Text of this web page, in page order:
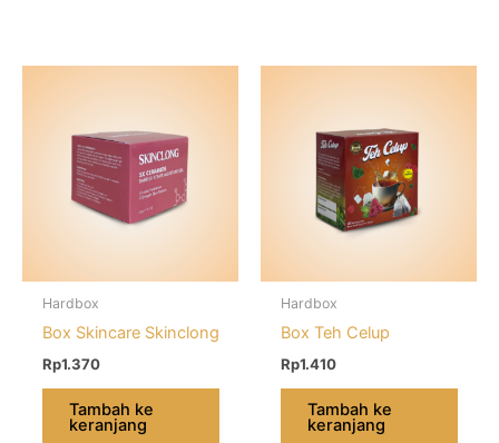
Hardbox
Box Skincare Skinclong
Rp1.370
Tambah ke
keranjang
Hardbox
Box Teh Celup
Rp1.410
Tambah ke
keranjang